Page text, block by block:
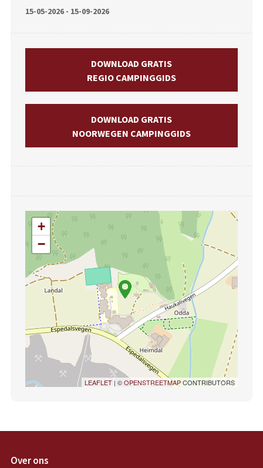
15-05-2026 - 15-09-2026
DOWNLOAD GRATIS
REGIO CAMPINGGIDS
DOWNLOAD GRATIS
NOORWEGEN CAMPINGGIDS
+
−
LEAFLET | ©OPENSTREETMAPCONTRIBUTORS
Over ons